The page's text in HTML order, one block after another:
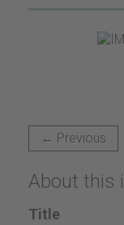
← Previous
About this
Title